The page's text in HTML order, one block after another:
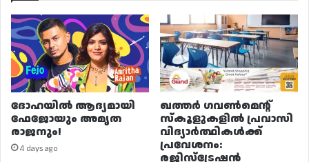
ദോഹയിൽ ആദ്യമായി
ഫേജോയും അമൃത
രാജനും!
4 days ago
ഖത്തർ ഗവൺമെന്റ്
സ്കൂളുകളിൽ പ്രവാസി
വിദ്യാർത്ഥികൾക്ക്
പ്രവേശനം:
രജിസ്ട്രേഷൻ